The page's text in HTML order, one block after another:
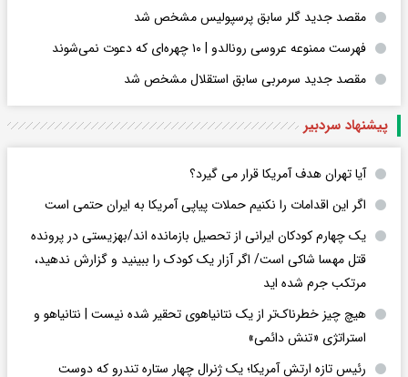
مقصد جدید گلر سابق پرسپولیس مشخص شد
فهرست ممنوعه عروسی رونالدو | ۱۰ چهره‌ای که دعوت نمی‌شوند
مقصد جدید سرمربی سابق استقلال مشخص شد
پیشنهاد سردبیر
آیا تهران هدف آمریکا قرار می گیرد؟
اگر این اقدامات را نکنیم حملات پیاپی آمریکا به ایران حتمی است
یک چهارم کودکان ایرانی از تحصیل بازمانده اند/بهزیستی در پرونده
قتل مهسا شاکی است/ اگر آزار یک کودک را ببینید و گزارش ندهید،
مرتکب جرم شده اید
هیچ چیز خطرناک‌تر از یک نتانیاهوی تحقیر شده نیست | نتانیاهو و
استراتژی «تنش دائمی»
رئیس تازه ارتش آمریکا؛ یک ژنرال چهار ستاره تندرو که دوست